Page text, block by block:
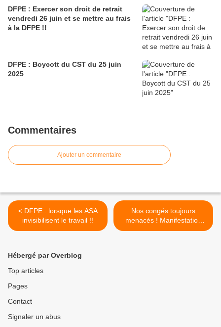
DFPE : Exercer son droit de retrait
vendredi 26 juin et se mettre au frais
à la DFPE !!
DFPE : Boycott du CST du 25 juin
2025
Commentaires
Ajouter un commentaire
< DFPE : lorsque les ASA
invisibilisent le travail !!
Nos congés toujours
menacés ! Manifestation
Vendredi 18 juin 2021 à
Hébergé par Overblog
Top articles
Pages
Contact
Signaler un abus